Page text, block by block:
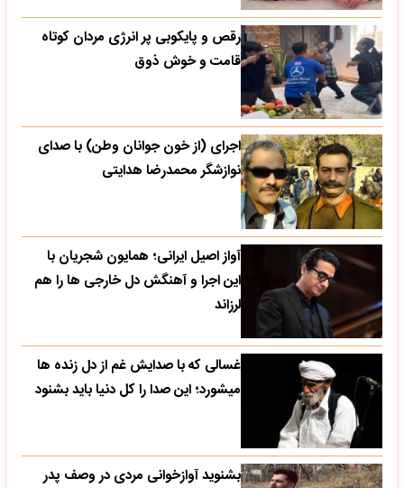
رقص و پایکوبی پر انرژی مردان کوتاه
قامت و خوش ذوق
اجرای (از خون جوانان وطن) با صدای
نوازشگر محمدرضا هدایتی
آواز اصیل ایرانی؛ همایون شجریان با
این اجرا و آهنگش دل خارجی ها را هم
لرزاند
غسالی که با صدایش غم از دل زنده ها
میشورد؛ این صدا را کل دنیا باید بشنود
بشنوید آوازخوانی مردی در وصف پدر